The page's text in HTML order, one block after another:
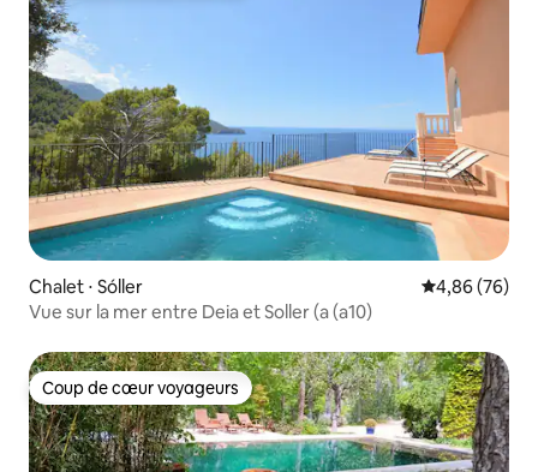
Chalet ⋅ Sóller Évaluation
4,86 (76)
Vue sur la mer entre Deia et Soller (a (a10)
Coup de cœur voyageurs
Coup de cœur voyageurs